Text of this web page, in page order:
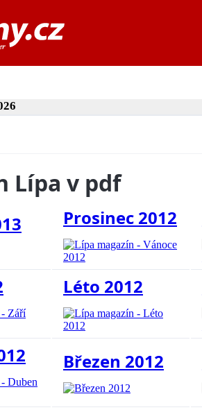
Lípa v pdf
Prosinec 2012
Léto 2012
Březen 2012